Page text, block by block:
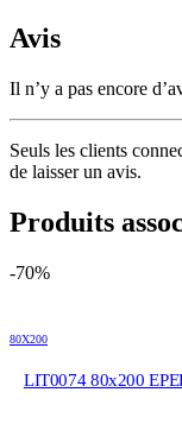
Avis
Il n’y a pas encore
Seuls les clients
de laisser un avis.
Produits
-70%
80X200
LIT0074 80x200